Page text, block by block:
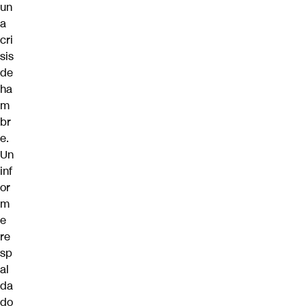
un
a
cri
sis
de
ha
m
br
e.
Un
inf
or
m
e
re
sp
al
da
do